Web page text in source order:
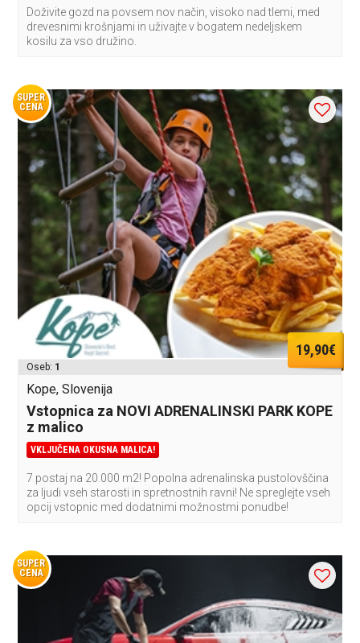
Doživite gozd na povsem nov način, visoko nad tlemi, med
drevesnimi krošnjami in uživajte v bogatem nedeljskem
kosilu za vso družino.
SUPER
CENA
19,90€
Oseb: 1
Kope, Slovenija
Vstopnica za NOVI ADRENALINSKI PARK KOPE
z malico
VKLJUČENA OKUSNA MALICA!
7 postaj na 20.000 m2! Popolna adrenalinska pustolovščina
za ljudi vseh starosti in spretnostnih ravni! Ne spreglejte vseh
opcij vstopnic med dodatnimi možnostmi ponudbe!
SUPER
CENA